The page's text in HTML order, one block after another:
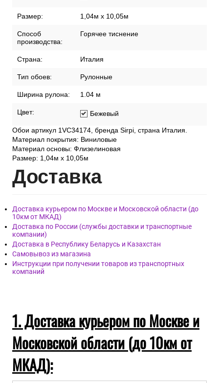
Размер: 1,04м х 10,05м
Способ
производства:
Горячее тиснение
Страна: Италия
Тип обоев: Рулонные
Ширина рулона: 1.04 м
Цвет: Бежевый
Обои артикул 1VC34174, бренда Sirpi, страна Италия.
Материал покрытия: Виниловые
Материал основы: Флизелиновая
Размер: 1,04м х 10,05м
Доставка
Доставка курьером по Москве и Московской области (до
10км от МКАД)
Доставка по России (службы доставки и транспортные
компании)
Доставка в Республику Беларусь и Казахстан
Самовывоз из магазина
Инструкции при получении товаров из транспортных
компаний
1. Доставка курьером по Москве и
Московской области (до 10км от
МКАД):